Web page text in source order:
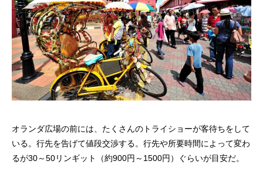
オランダ広場の前には、たくさんのトライショーが客待ちをして
いる。行先を告げて値段交渉する。行先や所要時間によって変わ
るが30～50リンギット（約900円～1500円）ぐらいが目安だ。